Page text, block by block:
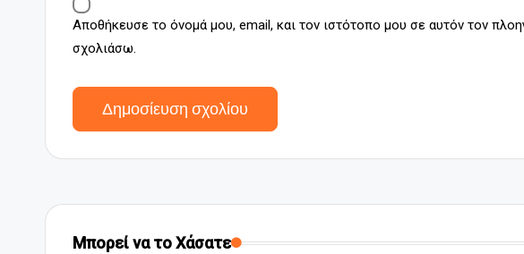
Αποθήκευσε το όνομά μου, email, και τον ιστότοπο μου σε αυτόν τον
σχολιάσω.
Μπορεί να το Χάσατε